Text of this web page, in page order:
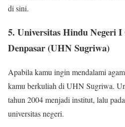
di sini.
5. Universitas Hindu Negeri
Denpasar (UHN Sugriwa)
Apabila kamu ingin mendalami
kamu berkuliah di UHN Sugriwa.
tahun 2004 menjadi institut, lalu
universitas negeri.